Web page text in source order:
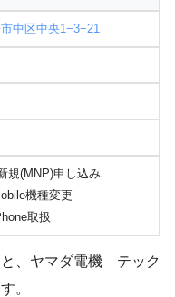
中区中央1−3−21
規(MNP)申し込み
機種変更
取扱
と、ヤマダ電機 テック
。